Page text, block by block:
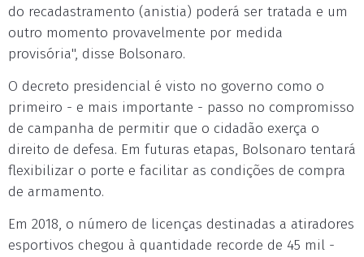
do recadastramento (anistia) poderá ser tratada e um
outro momento provavelmente por medida
provisória", disse Bolsonaro.
O decreto presidencial é visto no governo como o
primeiro - e mais importante - passo no compromisso
de campanha de permitir que o cidadão exerça o
direito de defesa. Em futuras etapas, Bolsonaro tentará
flexibilizar o porte e facilitar as condições de compra
de armamento.
Em 2018, o número de licenças destinadas a atiradores
esportivos chegou à quantidade recorde de 45 mil -